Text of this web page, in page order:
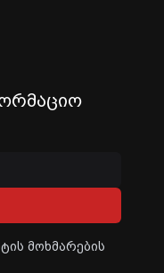
მოხმარების